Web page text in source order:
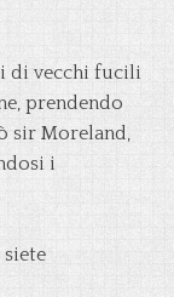
di vecchi fucili
prendendo
sir Moreland,
i
siete